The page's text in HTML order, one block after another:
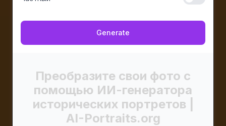
Частный
Generate
Преобразите свои фото с
помощью ИИ-генератора
исторических портретов |
AI-Portraits.org